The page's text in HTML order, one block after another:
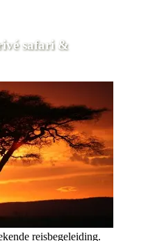
safari &
reisbegeleiding.